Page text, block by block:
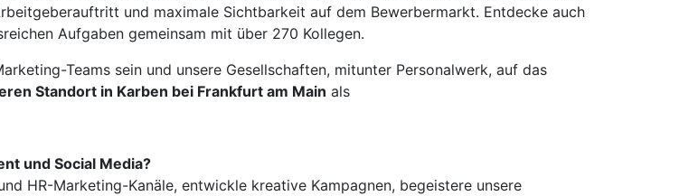
und maximale Sichtbarkeit auf dem Bewerbermarkt. Entdecke auch
Aufgaben gemeinsam mit über 270 Kollegen.
Teams sein und unsere Gesellschaften, mitunter Personalwerk, auf das
Standort in Karben bei Frankfurt am Main als
und Social Media?
HR-Marketing-Kanäle, entwickle kreative Kampagnen, begeistere unsere